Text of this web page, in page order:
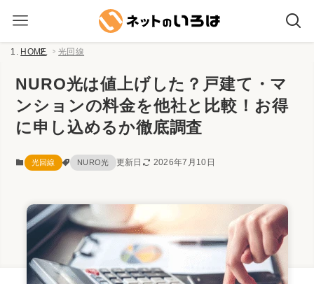
HOME 光回線
NURO光は値上げした？戸建て・マ
ンションの料金を他社と比較！お得
に申し込めるか徹底調査
光回線 NURO光 更新日 2026年7月10日